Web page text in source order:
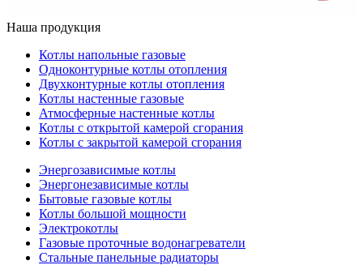
Наша продукция
Котлы напольные газовые
Одноконтурные котлы отопления
Двухконтурные котлы отопления
Котлы настенные газовые
Атмосферные настенные котлы
Котлы с открытой камерой сгорания
Котлы с закрытой камерой сгорания
Энергозависимые котлы
Энергонезависимые котлы
Бытовые газовые котлы
Котлы большой мощности
Электрокотлы
Газовые проточные водонагреватели
Стальные панельные радиаторы